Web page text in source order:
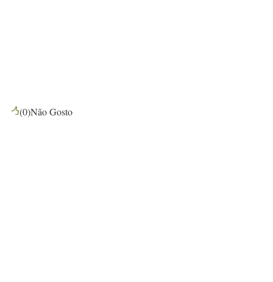
(0)Não Gosto